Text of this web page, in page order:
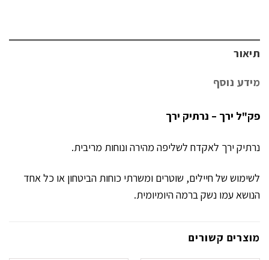
תיאור
מידע נוסף
פק"ל ירך – נרתיק ירך
נרתיק ירך לאקדח לשליפה מהירה ונוחות מריבית.
לשימוש של חיילים, שוטרים ומשרתי כוחות הביטחון או כל אחד
הנושא עמו נשק ברמה היומיומית.
מוצרים קשורים